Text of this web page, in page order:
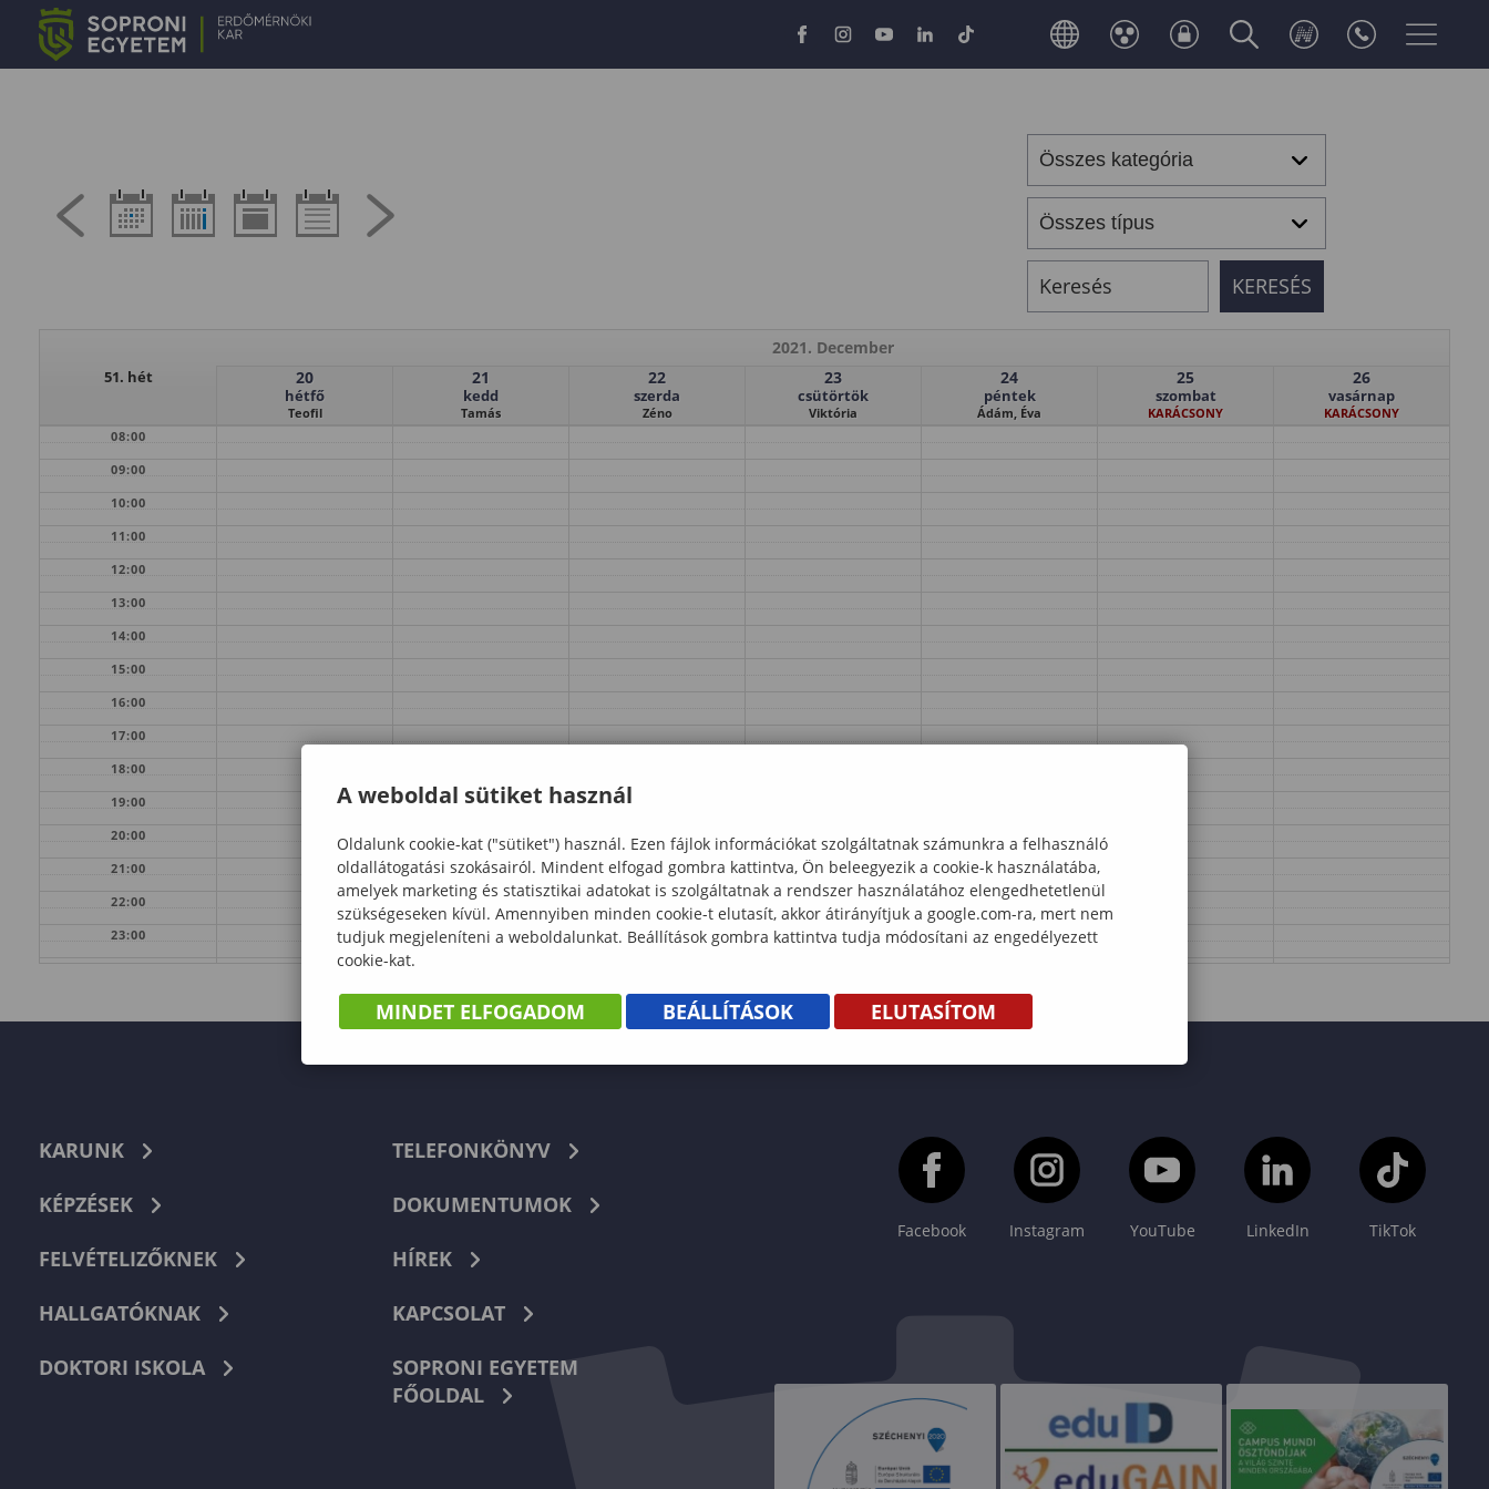
51. hét
2021. December
20
hétfő
Teofil
21
kedd
Tamás
22
szerda
Zéno
23
csütörtök
Viktória
24
péntek
Ádám, Éva
25
szombat
KARÁCSONY
26
vasárnap
KARÁCSONY
08:00
09:00
10:00
11:00
12:00
13:00
14:00
15:00
16:00
17:00
18:00
19:00
20:00
21:00
22:00
23:00
KARUNK
KÉPZÉSEK
FELVÉTELIZŐKNEK
HALLGATÓKNAK
DOKTORI ISKOLA
TELEFONKÖNYV
DOKUMENTUMOK
HÍREK
KAPCSOLAT
SOPRONI EGYETEM
FŐOLDAL
Facebook Instagram YouTube LinkedIn TikTok
A weboldal sütiket használ
Oldalunk cookie-kat ("sütiket") használ. Ezen fájlok információkat szolgáltatnak számunkra a felhasználó
oldallátogatási szokásairól. Mindent elfogad gombra kattintva, Ön beleegyezik a cookie-k használatába,
amelyek marketing és statisztikai adatokat is szolgáltatnak a rendszer használatához elengedhetetlenül
szükségeseken kívül. Amennyiben minden cookie-t elutasít, akkor átirányítjuk a google.com-ra, mert nem
tudjuk megjeleníteni a weboldalunkat. Beállítások gombra kattintva tudja módosítani az engedélyezett
cookie-kat.
MINDET ELFOGADOM BEÁLLÍTÁSOK ELUTASÍTOM